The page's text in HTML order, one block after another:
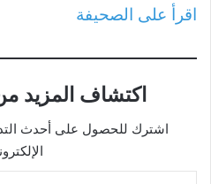
اقرأ على الصحيفة
اكتشاف المزيد
اشترك للحصول على أحدث
كتابة بريدك الإلكتروني...